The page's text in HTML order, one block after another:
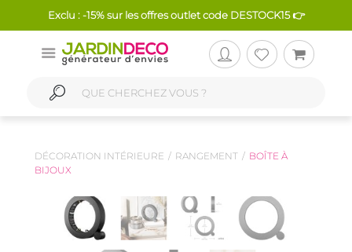
Exclu : -15% sur les offres outlet code DESTOCK15 👉
DÉCORATION INTÉRIEURE RANGEMENT
BOÎTE À
BIJOUX